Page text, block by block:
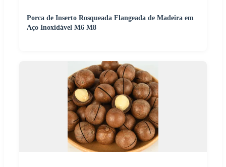
Porca de Inserto Rosqueada Flangeada de Madeira em
Aço Inoxidável M6 M8